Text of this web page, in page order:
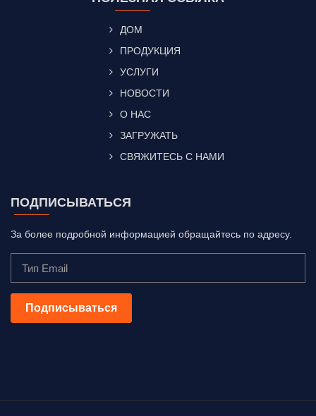
ДОМ
ПРОДУКЦИЯ
УСЛУГИ
НОВОСТИ
О НАС
ЗАГРУЖАТЬ
СВЯЖИТЕСЬ С НАМИ
ПОДПИСЫВАТЬСЯ
За более подробной информацией обращайтесь по адресу.
Подписываться